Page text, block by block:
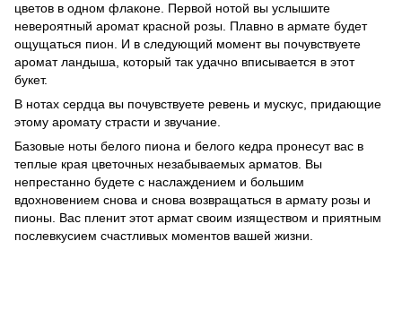
цветов в одном флаконе. Первой нотой вы услышите
невероятный аромат красной розы. Плавно в армате будет
ощущаться пион. И в следующий момент вы почувствуете
аромат ландыша, который так удачно вписывается в этот
букет.
В нотах сердца вы почувствуете ревень и мускус, придающие
этому аромату страсти и звучание.
Базовые ноты белого пиона и белого кедра пронесут вас в
теплые края цветочных незабываемых арматов. Вы
непрестанно будете с наслаждением и большим
вдохновением снова и снова возвращаться в армату розы и
пионы. Вас пленит этот армат своим изяществом и приятным
послевкусием счастливых моментов вашей жизни.